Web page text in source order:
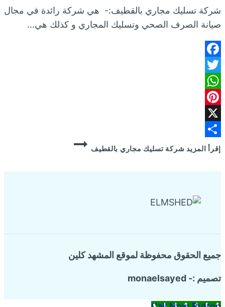
شركة تسليك مجاري بالقطيف:- هي شركة رائدة في مجال
صيانة الصرف الصحي وتسليك المجاري و كذلك هي…
Facebook
Twitter
WhatsApp
Pinterest
X
Share
إقرأ المزيدشركة تسليك مجاري بالقطيف
جميع الحقوق محفوظة لموقع المشهد كلين
تصميم :- monaelsayed